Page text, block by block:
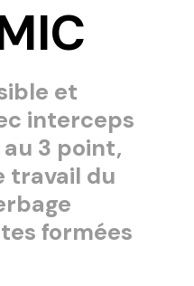
et
interceps
3 point,
travail du
formées